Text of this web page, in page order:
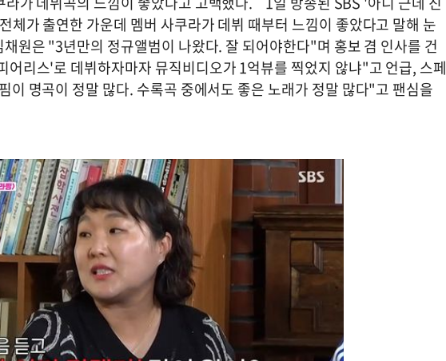
가 출연한 가운데 멤버 사쿠라가 데뷔 때부터 느낌이 좋았다고 말해 눈
원은 "3년만의 정규앨범이 나왔다. 잘 되어야한다"며 홍보 겸 인사를 건
리스'로 데뷔하자마자 뮤직비디오가 1억뷰를 찍었지 않냐"고 언급, 스페
이 명곡이 정말 많다. 수록곡 중에서도 좋은 노래가 정말 많다"고 팬심을